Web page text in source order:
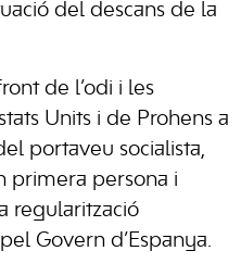
del descans de la
de l’odi i les
Units i de Prohens a
portaveu socialista,
primera persona i
regularització
Govern d’Espanya.